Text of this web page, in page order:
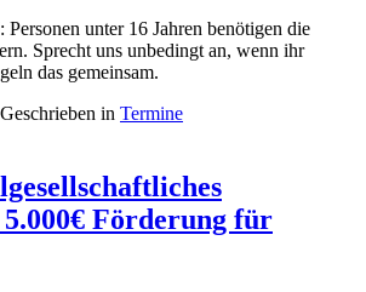
unter 16 Jahren benötigen die
Sprecht uns unbedingt an, wenn ihr
das gemeinsam.
Geschrieben in Termine
Förderung für